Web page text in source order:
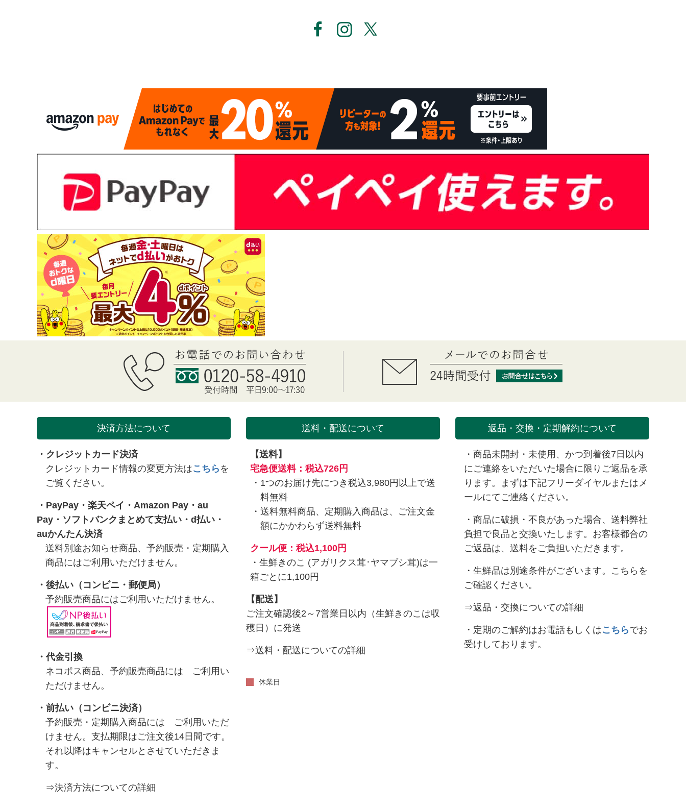
決済方法について
・クレジットカード決済
クレジットカード情報の変更方法はこちら を
ご覧ください。
・ PayPay ・ 楽天ペイ ・ Amazon Pay ・ au
Pay ・ ソフトバンクまとめて支払い ・ d払い ・
auかんたん決済
送料別途お知らせ商品、予約販売・定期購入
商品にはご利用いただけません。
・ 後払い（コンビニ・郵便局）
予約販売商品にはご利用いただけません。
・代金引換
ネコポス商品、予約販売商品には ご利用い
ただけません。
・前払い（コンビニ決済）
予約販売・定期購入商品には ご利用いただ
けません。支払期限はご注文後14日間です。
それ以降はキャンセルとさせていただきま
す。
⇒決済方法についての詳細
送料・配送について
【送料】
宅急便送料：税込726円
1つのお届け先につき税込3,980円以上で送
料無料
送料無料商品、定期購入商品は、ご注文金
額にかかわらず送料無料
クール便：税込1,100円
・生鮮きのこ (アガリクス茸･ヤマブシ茸)は一
箱ごとに1,100円
【配送】
ご注文確認後2～7営業日以内（生鮮きのこは収
穫日）に発送
⇒送料・配送についての詳細
返品・交換・定期解約について
・商品未開封・未使用、かつ到着後7日以内
にご連絡をいただいた場合に限りご返品を承
ります。まずは下記フリーダイヤルまたは メ
ールにてご連絡ください。
・商品に破損・不良があった場合、送料弊社
負担で良品と交換いたします。お客様都合の
ご返品は、送料をご負担いただきます。
・生鮮品は別途条件がございます。 こちら を
ご確認ください。
⇒返品・交換についての詳細
・定期のご解約はお電話もしくはこちらでお
受けしております。
休業日